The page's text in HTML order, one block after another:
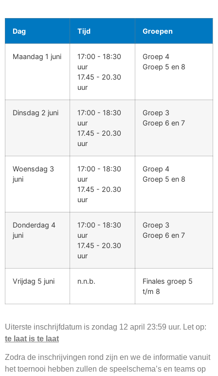
Dag Tijd Groepen
Maandag 1 juni
17:00 - 18:30
uur
17.45 - 20.30
uur
Groep 4
Groep 5 en 8
Dinsdag 2 juni
17:00 - 18:30
uur
17.45 - 20.30
uur
Groep 3
Groep 6 en 7
Woensdag 3
juni
17:00 - 18:30
uur
17.45 - 20.30
uur
Groep 4
Groep 5 en 8
Donderdag 4
juni
17:00 - 18:30
uur
17.45 - 20.30
uur
Groep 3
Groep 6 en 7
Vrijdag 5 juni n.n.b.
Finales groep 5
t/m 8
Uiterste inschrijfdatum is zondag 12 april 23:59 uur. Let op:
te laat is te laat
Zodra de inschrijvingen rond zijn en we de informatie vanuit
het toernooi hebben zullen de speelschema’s en teams op